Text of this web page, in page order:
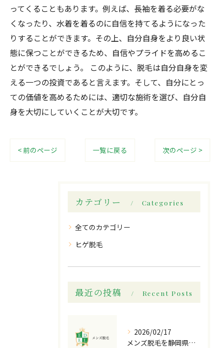
ってくることもあります。例えば、長袖を着る必要がな
くなったり、水着を着るのに自信を持てるようになった
りすることができます。その上、自分自身をより良い状
態に保つことができるため、自信やプライドを高めるこ
とができるでしょう。 このように、脱毛は自分自身を変
える一つの投資であると言えます。そして、自分にとっ
ての価値を高めるためには、適切な施術を選び、自分自
身を大切にしていくことが大切です。
< 前のページ 一覧に戻る 次のページ >
カテゴリー Categories
全てのカテゴリー
ヒゲ脱毛
最近の投稿 Recent Posts
2026/02/17
メンズ脱毛を静岡県静岡市で安くて効果抜群に実現する全知識